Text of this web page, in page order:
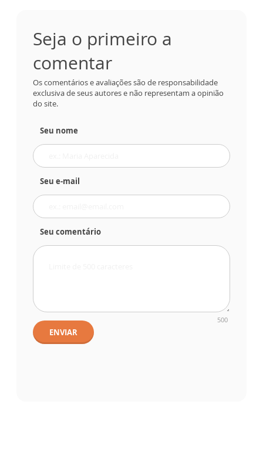
Seja o primeiro a
comentar
Os comentários e avaliações são de responsabilidade
exclusiva de seus autores e não representam a opinião
do site.
Seu nome
Seu e-mail
Seu comentário
500
ENVIAR